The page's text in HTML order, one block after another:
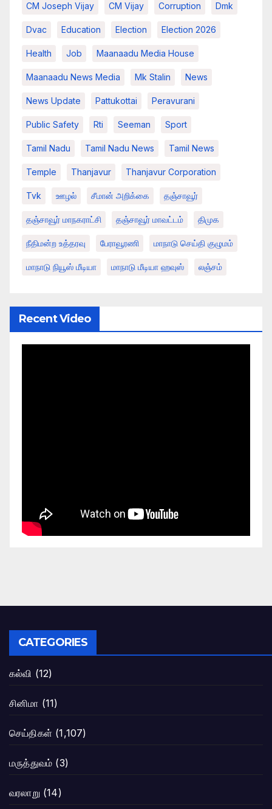
CM Joseph Vijay CM Vijay Corruption Dmk
Dvac Education Election Election 2026
Health Job Maanaadu Media House
Maanaadu News Media Mk Stalin News
News Update Pattukottai Peravurani
Public Safety Rti Seeman Sport
Tamil Nadu Tamil Nadu News Tamil News
Temple Thanjavur Thanjavur Corporation
Tvk ஊழல் சீமான் அறிக்கை தஞ்சாவூர்
தஞ்சாவூர் மாநகராட்சி தஞ்சாவூர் மாவட்டம் திமுக
நீதிமன்ற உத்தரவு பேராவூரணி மாநாடு செய்தி குழுமம்
மாநாடு நியூஸ் மீடியா மாநாடு மீடியா ஹவுஸ் லஞ்சம்
Recent Video
CATEGORIES
கல்வி (12)
சினிமா (11)
செய்திகள் (1,107)
மருத்துவம் (3)
வரலாறு (14)